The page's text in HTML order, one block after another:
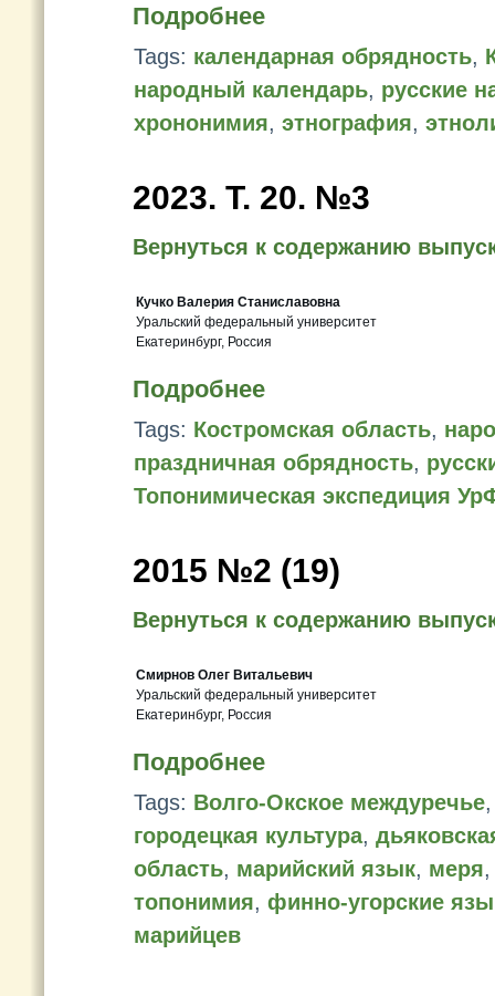
Подробнее
Tags: календарная обрядность,
народный календарь, русские
хрононимия, этнография,
2023. Т. 20. №3
Вернуться к содержанию
Кучко Валерия Станиславовна
Уральский федеральный университет
Екатеринбург, Россия
Подробнее
Tags: Костромская область,
праздничная обрядность,
Топонимическая экспедиция
2015 №2 (19)
Вернуться к содержанию
Смирнов Олег Витальевич
Уральский федеральный университет
Екатеринбург, Россия
Подробнее
Tags: Волго-Окское междуречье
городецкая культура,
область, марийский язык, меря
топонимия, финно-угорские
марийцев